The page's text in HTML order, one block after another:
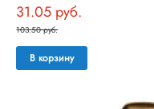
31.05 руб.
103.50 руб.
В корзину